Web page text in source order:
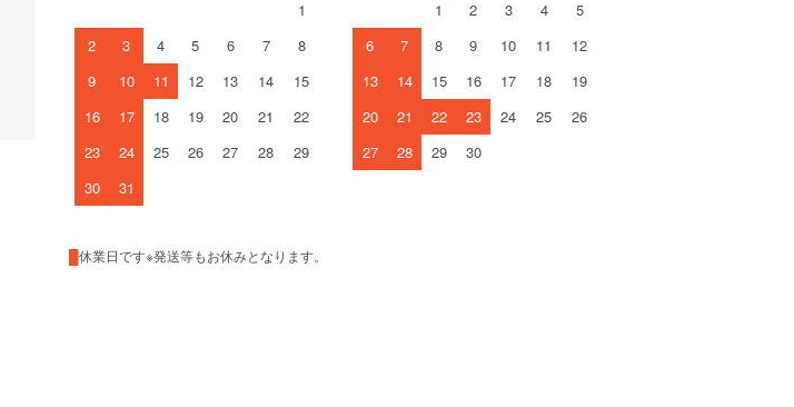
1
2
3 4 5 6 7
8
9
10 11 12 13 14
15
16
17 18 19 20 21
22
23
24 25 26 27 28
29
30
31
1
2 3 4
5
6
7 8 9 10 11
12
13
14 15 16 17 18
19
20
21 22 23 24 25
26
27
28 29 30
█休業日です※発送等もお休みとなります。